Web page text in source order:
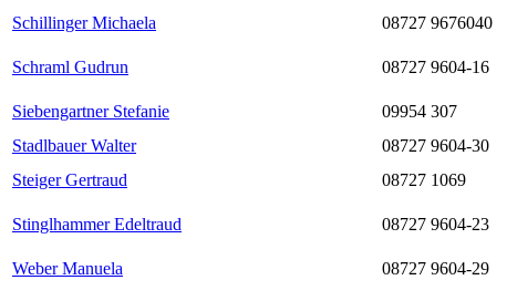
Schillinger Michaela 08727 9676040
Schraml Gudrun 08727 9604-16
Siebengartner Stefanie 09954 307
Stadlbauer Walter
08727 9604-30
Steiger Gertraud
08727 1069
Stinglhammer Edeltraud 08727 9604-23
Weber Manuela
08727 9604-29